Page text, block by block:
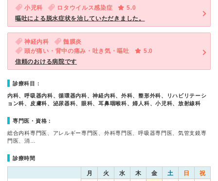
小児科 ロタウイルス感染症
5.0
嘔吐による脱水症状を治していただきました。
神経内科
髄膜炎
頭が痛い・背中の痛み・吐き気・嘔吐
5.0
信頼のおける病院です
診療科目：
内科、呼吸器内科、循環器内科、神経内科、外科、整形外科、リハビリテーシ
ョン科、皮膚科、泌尿器科、眼科、耳鼻咽喉科、婦人科、小児科、放射線科
専門医・資格：
総合内科専門医、アレルギー専門医、外科専門医、呼吸器専門医、気管支鏡専
門医、消…
診療時間
月 火 水 木 金 土 日 祝